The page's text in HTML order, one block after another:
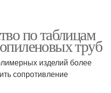
по таблицам
труб
изделий более
сопротивление